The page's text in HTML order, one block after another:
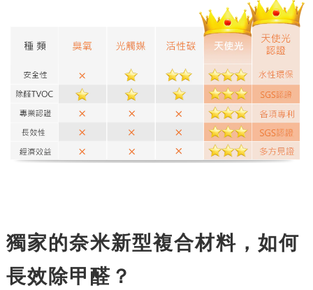
獨家的奈米新型複合材料，如何
長效除甲醛？